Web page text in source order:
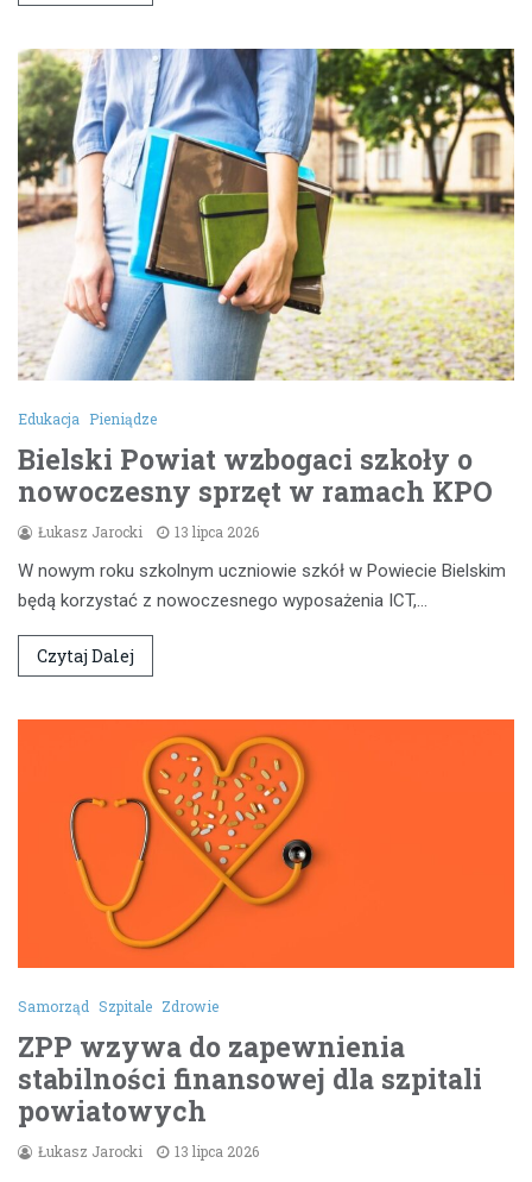
Edukacja Pieniądze
Bielski Powiat wzbogaci szkoły o
nowoczesny sprzęt w ramach KPO
Łukasz Jarocki 13 lipca 2026
W nowym roku szkolnym uczniowie szkół w Powiecie Bielskim
będą korzystać z nowoczesnego wyposażenia ICT,…
Czytaj Dalej
Samorząd Szpitale Zdrowie
ZPP wzywa do zapewnienia
stabilności finansowej dla szpitali
powiatowych
Łukasz Jarocki 13 lipca 2026